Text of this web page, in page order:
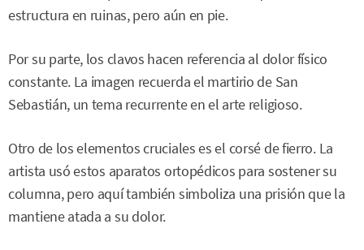
estructura en ruinas, pero aún en pie.
Por su parte, los clavos hacen referencia al dolor físico
constante. La imagen recuerda el martirio de San
Sebastián, un tema recurrente en el arte religioso.
Otro de los elementos cruciales es el corsé de fierro. La
artista usó estos aparatos ortopédicos para sostener su
columna, pero aquí también simboliza una prisión que la
mantiene atada a su dolor.